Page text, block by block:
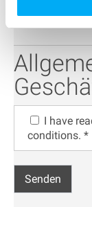
conditions. *